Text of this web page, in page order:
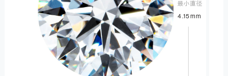
4.15mm